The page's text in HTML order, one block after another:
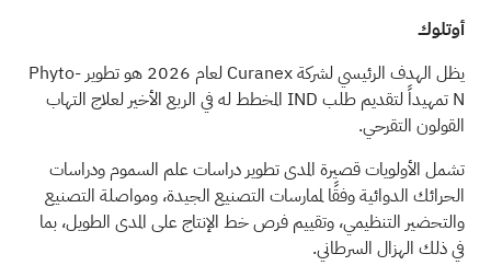
أوتلوك
يظل الهدف الرئيسي لشركة Curanex لعام 2026 هو تطوير Phyto-
N تمهيداً لتقديم طلب IND المخطط له في الربع الأخير لعلاج التهاب
القولون التقرحي.
تشمل الأولويات قصيرة المدى تطوير دراسات علم السموم ودراسات
الحرائك الدوائية وفقًا لممارسات التصنيع الجيدة، ومواصلة التصنيع
والتحضير التنظيمي، وتقييم فرص خط الإنتاج على المدى الطويل، بما
في ذلك الهزال السرطاني.